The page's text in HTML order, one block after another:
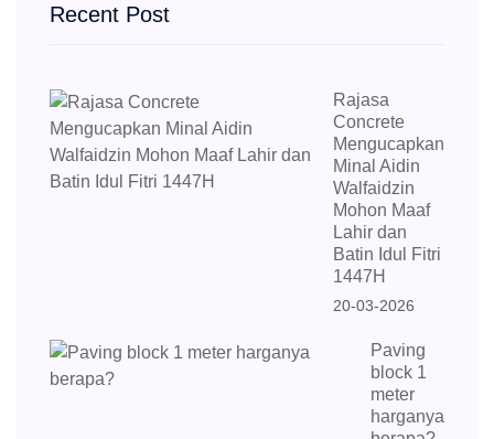
Recent Post
Rajasa
Concrete
Mengucapkan
Minal Aidin
Walfaidzin
Mohon Maaf
Lahir dan
Batin Idul Fitri
1447H
20-03-2026
Paving
block 1
meter
harganya